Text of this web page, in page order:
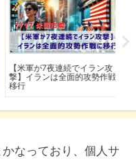
米軍が7夜連続でイラン攻
】イランは全面的攻勢作戦に
なっており、個人サ